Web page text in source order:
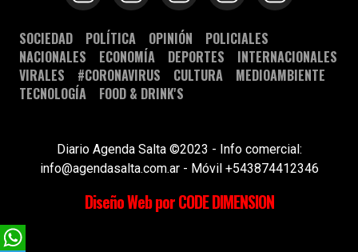
SOCIEDAD POLÍTICA OPINIÓN
POLICIALES
NACIONALES
ECONOMÍA DEPORTES
INTERNACIONALES
VIRALES
#CORONAVIRUS CULTURA
MEDIOAMBIENTE
TECNOLOGÍA
FOOD & DRINK'S
Diario Agenda Salta ©2023 - Info comercial:
info@agendasalta.com.ar - Móvil +543874412346
Diseño Web por CODE DIMENSION